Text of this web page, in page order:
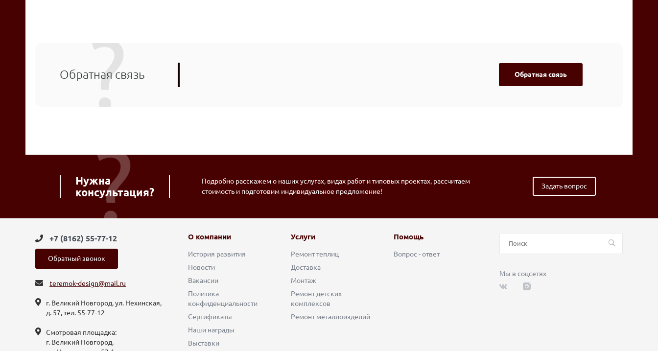
Обратная связь Обратная связь
Нужна
консультация?
Подробно расскажем о наших услугах, видах работ и типовых проектах, рассчитаем
стоимость и подготовим индивидуальное предложение!
Задать вопрос
+7 (8162) 55-77-12
Обратный звонок
teremok-design@mail.ru
г. Великий Новгород, ул. Нехинская,
д. 57, тел. 55-77-12
Смотровая площадка:
г. Великий Новгород,
О компании
История развития
Новости
Вакансии
Политика
конфиденциальности
Сертификаты
Наши награды
Выставки
Услуги
Ремонт теплиц
Доставка
Монтаж
Ремонт детских
комплексов
Ремонт металлоизделий
Помощь
Вопрос - ответ
Мы в соцсетях